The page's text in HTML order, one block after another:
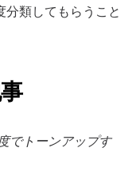
類してもらうこと
でトーンアップす